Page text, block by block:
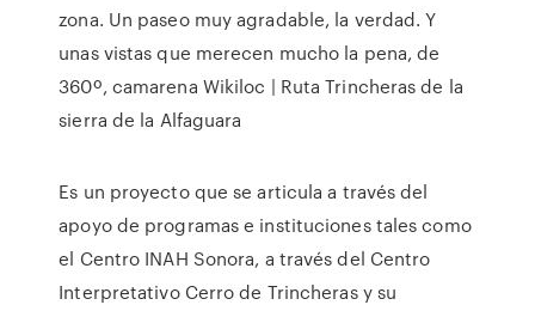
zona. Un paseo muy agradable, la verdad. Y
unas vistas que merecen mucho la pena, de
360º, camarena Wikiloc | Ruta Trincheras de la
sierra de la Alfaguara
Es un proyecto que se articula a través del
apoyo de programas e instituciones tales como
el Centro INAH Sonora, a través del Centro
Interpretativo Cerro de Trincheras y su